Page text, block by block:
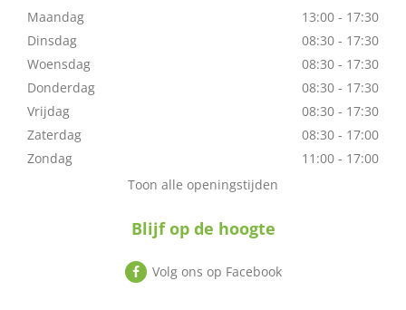
Maandag
13:00 - 17:30
Dinsdag
08:30 - 17:30
Woensdag
08:30 - 17:30
Donderdag
08:30 - 17:30
Vrijdag
08:30 - 17:30
Zaterdag
08:30 - 17:00
Zondag
11:00 - 17:00
Toon alle openingstijden
Blijf op de hoogte
Volg ons op Facebook